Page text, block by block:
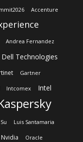
Accenture
Andrea Fernandez
Dell Technologies
Gartner
Intcomex Intel
Luis Santamaria
Nvidia Oracle